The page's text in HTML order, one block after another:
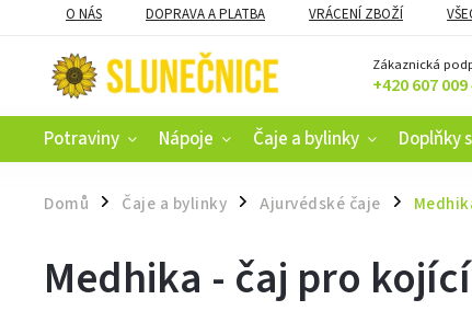
O NÁS DOPRAVA A PLATBA VRÁCENÍ ZBOŽÍ
Zákaznická
+420 607 009
Potraviny Nápoje Čaje a bylinky Doplňky
Domů / Čaje a bylinky / Ajurvédské čaje /
Medhika - čaj pro